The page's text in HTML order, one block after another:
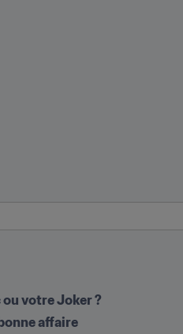
votre Joker ?
affaire